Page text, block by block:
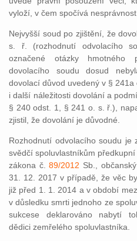
vyloží, v čem spočívá
Nejvyšší soud po zjištění, že
s. ř. (rozhodnutí odvolacího
označené otázky hmotného
dovolacího soudu dosud
dovolací důvod uvedený v §
i další náležitosti dovolání a
§ 240 odst. 1, § 241 o. s. ř.),
zjistil, že dovolání je důvodné.
Rozhodnutí odvolacího soudu je
svědčí spoluvlastníkům
zákona č.89/2012 Sb.,
31. 12. 2017 v případě, že věc
již před 1. 1. 2014 a v období
v důsledku smrti jednoho ze
sukcese deklarováno nabytí
dědici zemřelého spoluvlastníka.